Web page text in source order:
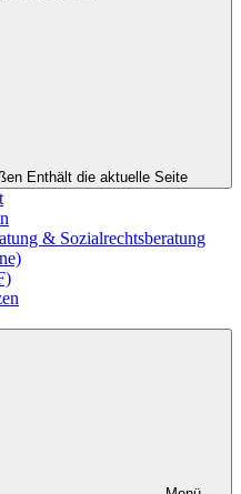
Enthält die aktuelle Seite
& Sozialrechtsberatung